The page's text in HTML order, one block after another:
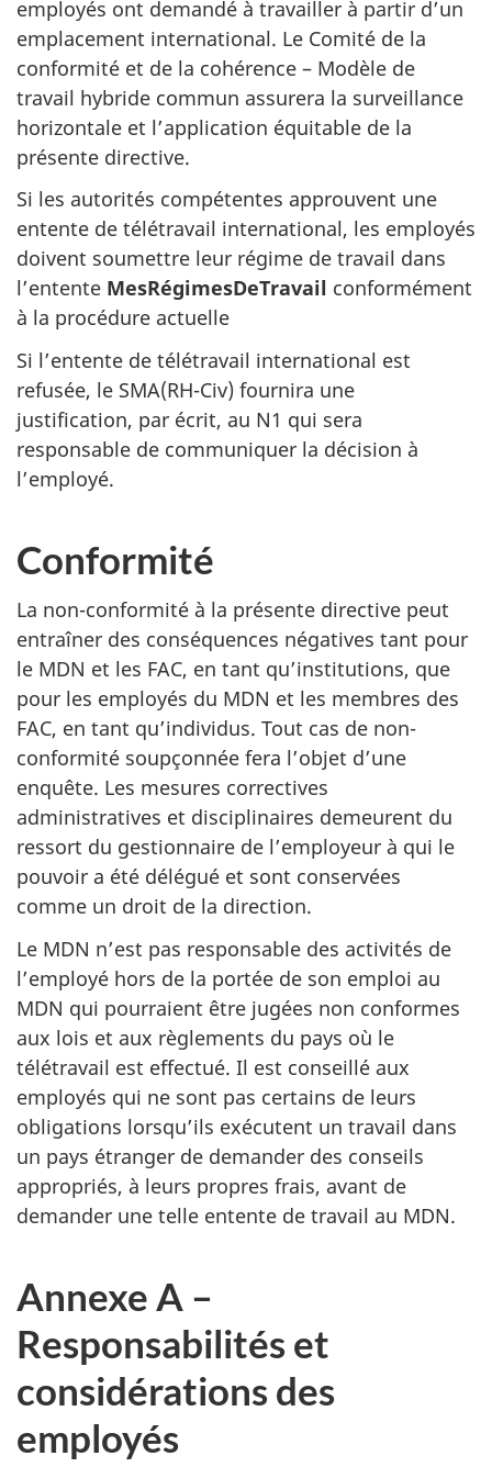
employés ont demandé à travailler à partir d’un
emplacement international. Le Comité de la
conformité et de la cohérence – Modèle de
travail hybride commun assurera la surveillance
horizontale et l’application équitable de la
présente directive.
Si les autorités compétentes approuvent une
entente de télétravail international, les employés
doivent soumettre leur régime de travail dans
l’entente MesRégimesDeTravail conformément
à la procédure actuelle
Si l’entente de télétravail international est
refusée, le SMA(RH-Civ) fournira une
justification, par écrit, au N1 qui sera
responsable de communiquer la décision à
l’employé.
Conformité
La non-conformité à la présente directive peut
entraîner des conséquences négatives tant pour
le MDN et les FAC, en tant qu’institutions, que
pour les employés du MDN et les membres des
FAC, en tant qu’individus. Tout cas de non-
conformité soupçonnée fera l’objet d’une
enquête. Les mesures correctives
administratives et disciplinaires demeurent du
ressort du gestionnaire de l’employeur à qui le
pouvoir a été délégué et sont conservées
comme un droit de la direction.
Le MDN n’est pas responsable des activités de
l’employé hors de la portée de son emploi au
MDN qui pourraient être jugées non conformes
aux lois et aux règlements du pays où le
télétravail est effectué. Il est conseillé aux
employés qui ne sont pas certains de leurs
obligations lorsqu’ils exécutent un travail dans
un pays étranger de demander des conseils
appropriés, à leurs propres frais, avant de
demander une telle entente de travail au MDN.
Annexe A –
Responsabilités et
considérations des
employés